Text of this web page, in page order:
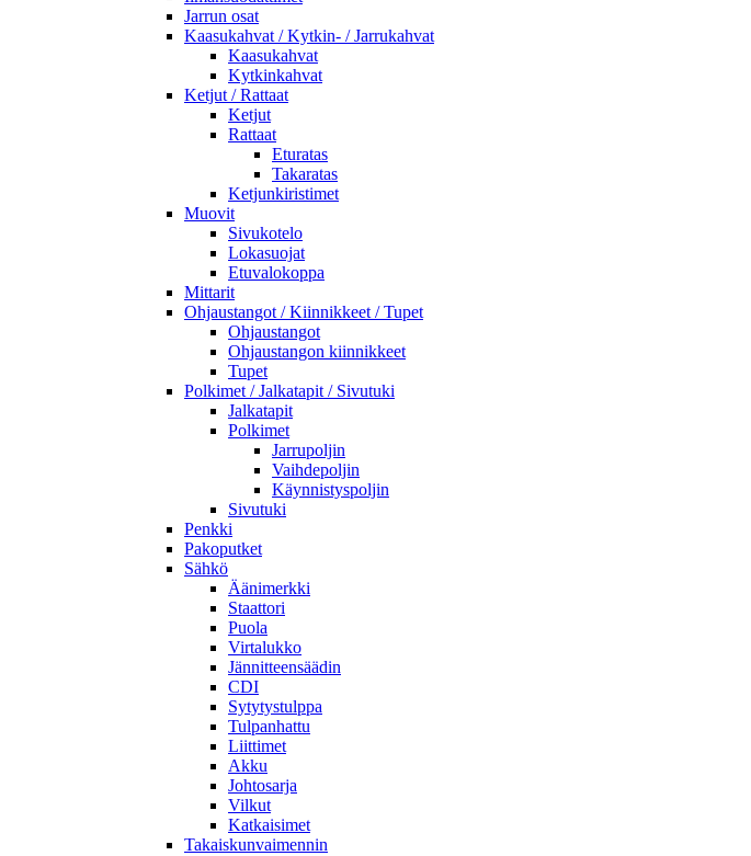
Jarrun osat
Kaasukahvat / Kytkin- / Jarrukahvat
Kaasukahvat
Kytkinkahvat
Ketjut / Rattaat
Ketjut
Rattaat
Eturatas
Takaratas
Ketjunkiristimet
Muovit
Sivukotelo
Lokasuojat
Etuvalokoppa
Mittarit
Ohjaustangot / Kiinnikkeet / Tupet
Ohjaustangot
Ohjaustangon kiinnikkeet
Tupet
Polkimet / Jalkatapit / Sivutuki
Jalkatapit
Polkimet
Jarrupoljin
Vaihdepoljin
Käynnistyspoljin
Sivutuki
Penkki
Pakoputket
Sähkö
Äänimerkki
Staattori
Puola
Virtalukko
Jännitteensäädin
CDI
Sytytystulppa
Tulpanhattu
Liittimet
Akku
Johtosarja
Vilkut
Katkaisimet
Takaiskunvaimennin